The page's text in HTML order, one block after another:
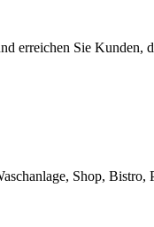
erreichen Sie Kunden,
Shop, Bistro,